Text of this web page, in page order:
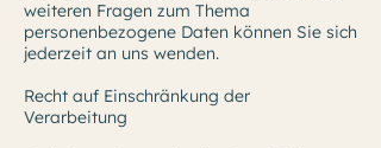
weiteren Fragen zum Thema
personenbezogene Daten können Sie sich
jederzeit an uns wenden.
Recht auf Einschränkung der
Verarbeitung